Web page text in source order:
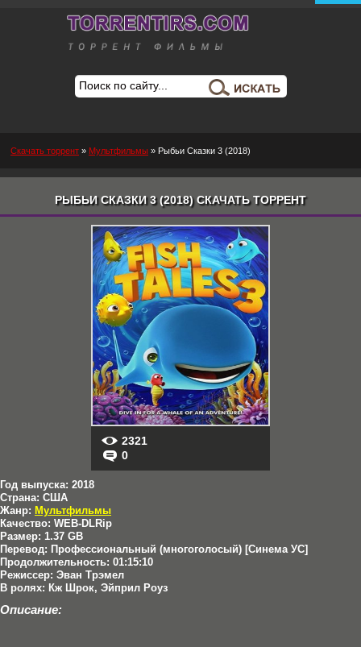
Скачать торрент » Мультфильмы » Рыбьи Cказки 3 (2018)
РЫБЬИ CКАЗКИ 3 (2018) СКАЧАТЬ ТОРРЕНТ
2321
0
Год выпуска: 2018
Страна: США
Жанр: Мультфильмы
Качество: WEB-DLRip
Размер: 1.37 GB
Перевод: Профессиональный (многоголосый) [Синема УС]
Продолжительность: 01:15:10
Режиссер: Эван Трэмел
В ролях: Кж Шрок, Эйприл Роуз
Описание: